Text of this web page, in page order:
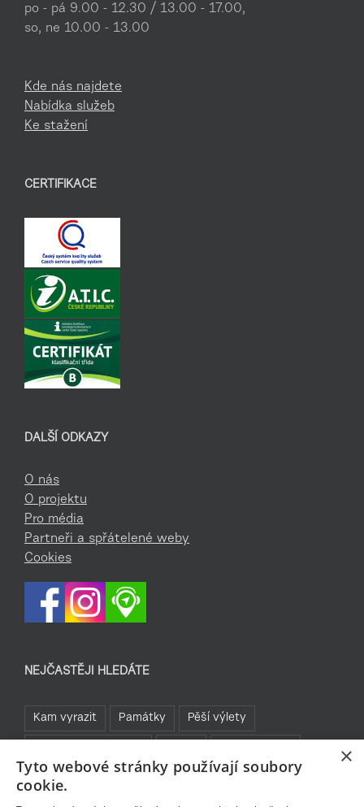
po - pá 9.00 - 12.30 / 13.00 - 17.00,
so, ne 10.00 - 13.00
Kde nás najdete
Nabídka služeb
Ke stažení
CERTIFIKACE
DALŠÍ ODKAZY
O nás
O projektu
Pro média
Partneři a spřátelené weby
Cookies
NEJČASTĚJI HLEDÁTE
Kam vyrazit Památky Pěší výlety
Sklo a bižuterie Jablonecká přehrada Rozhledny
×
Tyto webové stránky používají soubory
cookie.